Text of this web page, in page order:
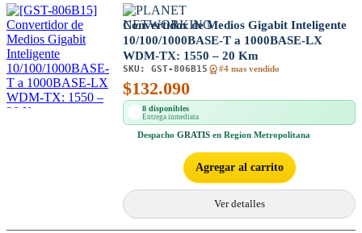
Convertidor de Medios Gigabit Inteligente
10/100/1000BASE-T a 1000BASE-LX
WDM-TX: 1550 – 20 Km
SKU: GST-806B15 #4 mas vendido
$132.090
8 disponibles
Entrega inmediata
Despacho GRATIS en Region Metropolitana
Agregar al carrito
Ver detalles